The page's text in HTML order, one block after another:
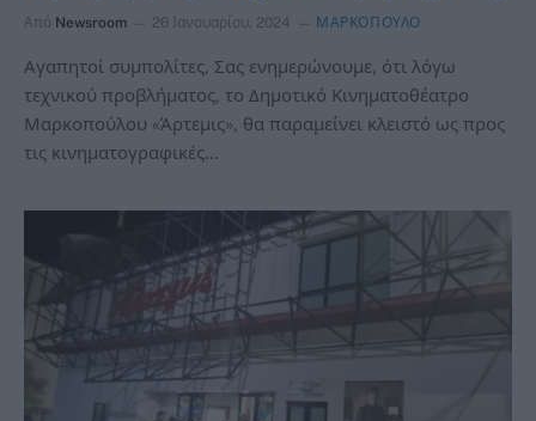
Από Newsroom 26 Ιανουαρίου, 2024 ΜΑΡΚΟΠΟΥΛΟ
Αγαπητοί συμπολίτες, Σας ενημερώνουμε, ότι λόγω
τεχνικού προβλήματος, το Δημοτικό Κινηματοθέατρο
Μαρκοπούλου «Άρτεμις», θα παραμείνει κλειστό ως προς
τις κινηματογραφικές…